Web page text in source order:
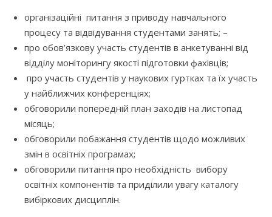
організаційні питання з приводу навчального
процесу та відвідування студентами занять; –
про обов’язкову участь студентів в анкетуванні від
відділу моніторингу якості підготовки фахівців;
про участь студентів у наукових гуртках та їх участь
у найближчих конференціях;
обговорили попередній план заходів на листопад
місяць;
обговорили побажання студентів щодо можливих
змін в освітніх програмах;
обговорили питання про необхідність вибору
освітніх компонентів та приділили увагу каталогу
вибіркових дисциплін.